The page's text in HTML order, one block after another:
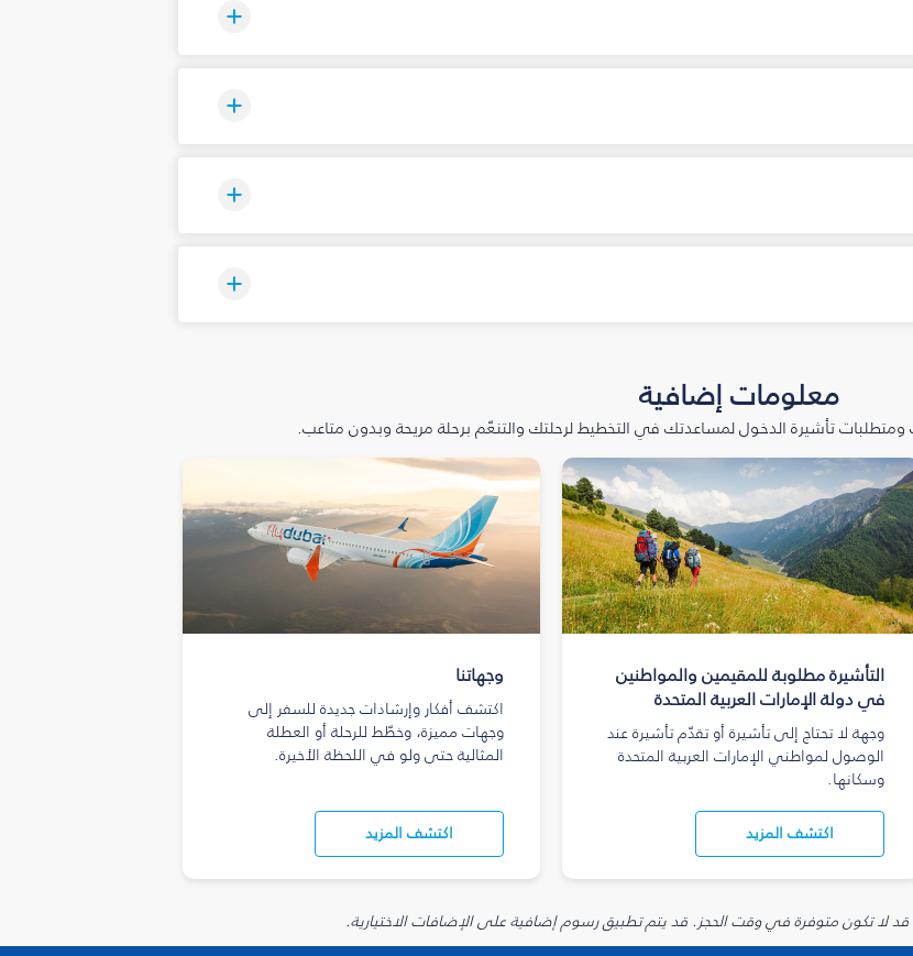
معلومات إضافية
تأشيرة الدخول لمساعدتك في التخطيط لرحلتك والتنعّم برحلة مريحة وبدون متاعب.
التأشيرة مطلوبة للمقيمين والمواطنين
في دولة الإمارات العربية المتحدة
وجهة لا تحتاج إلى تأشيرة أو تقدّم تأشيرة عند
الوصول لمواطني الإمارات العربية المتحدة
وسكانها.
اكتشف المزيد
وجهاتنا
اكتشف أفكار وإرشادات جديدة للسفر إلى
وجهات مميزة، وخطّط للرحلة أو العطلة
المثالية حتى ولو في اللحظة الأخيرة.
اكتشف المزيد